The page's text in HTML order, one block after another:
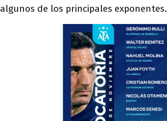
algunos de los principales exponentes.